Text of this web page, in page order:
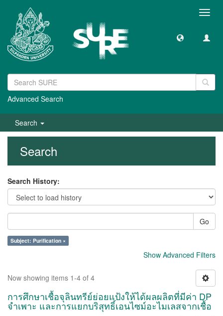
Advanced Search
Search
Search
Search History:
Go
Subject: Purification ×
Show Advanced Filters
Now showing items 1-4 of 4
การศึกษาเชื้อจุลินทรีย์ย่อยแป้งให้ได้ผลผลิตที่มีค่า DP
จำเพาะ และการแยกบริสุทธิ์เอนไซม์อะไมเลสจากเชื้อ